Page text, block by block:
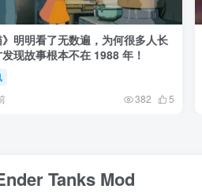
》明明看了无数遍，为何很多人长
现故事根本不在 1988 年！
382 5
Tanks Mod